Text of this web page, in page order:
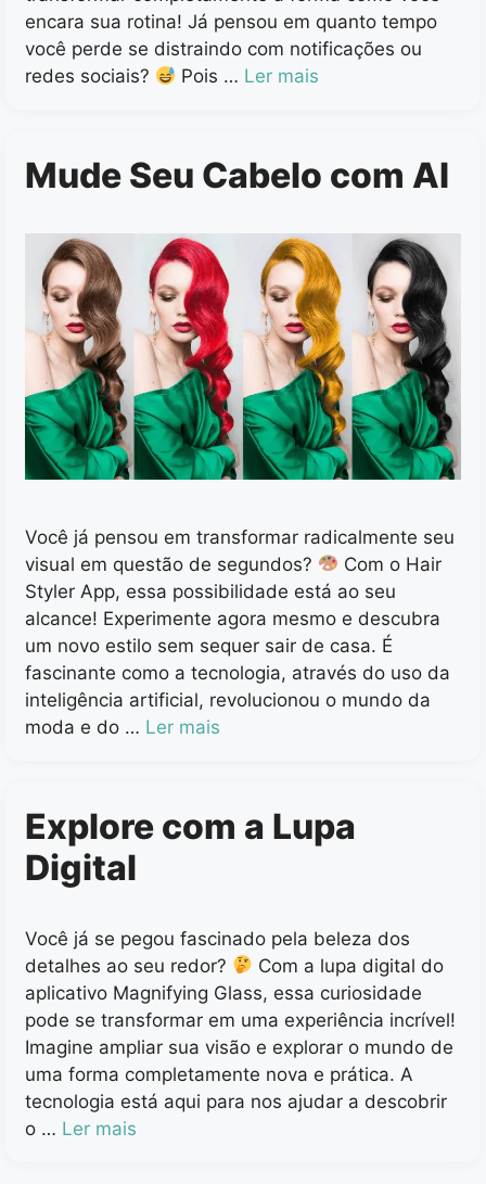
encara sua rotina! Já pensou em quanto tempo
você perde se distraindo com notificações ou
redes sociais?
Pois … Ler mais
Mude Seu Cabelo com AI
Você já pensou em transformar radicalmente seu
visual em questão de segundos?
Com o Hair
Styler App, essa possibilidade está ao seu
alcance! Experimente agora mesmo e descubra
um novo estilo sem sequer sair de casa. É
fascinante como a tecnologia, através do uso da
inteligência artificial, revolucionou o mundo da
moda e do … Ler mais
Explore com a Lupa
Digital
Você já se pegou fascinado pela beleza dos
detalhes ao seu redor?
Com a lupa digital do
aplicativo Magnifying Glass, essa curiosidade
pode se transformar em uma experiência incrível!
Imagine ampliar sua visão e explorar o mundo de
uma forma completamente nova e prática. A
tecnologia está aqui para nos ajudar a descobrir
o … Ler mais